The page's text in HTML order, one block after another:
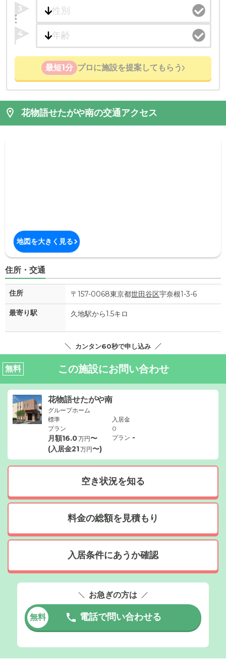
3
4
最短1分 プロに施設を提案してもらう
花物語せたがや南の交通アクセス
地図を大きく見る
住所・交通
住所 〒157-0068東京都世田谷区宇奈根1-3-6
最寄り駅 久地駅から1.5キロ
カンタン60秒で申し込み
無料 この施設にお問い合わせ
花物語せたがや南
グループホーム
標準
プラン
月額16.0万円〜
(入居金21万円〜)
入居金
0
プラン -
空き状況を知る
料金の総額を見積もり
入居条件にあうか確認
お急ぎの方は
無料 電話で問い合わせる